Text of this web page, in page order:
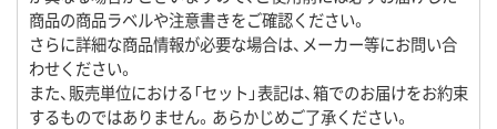
商品の商品ラベルや注意書きをご確認ください。
さらに詳細な商品情報が必要な場合は、メーカー等にお問い合
わせください。
また、販売単位における「セット」表記は、箱でのお届けをお約束
するものではありません。あらかじめご了承ください。